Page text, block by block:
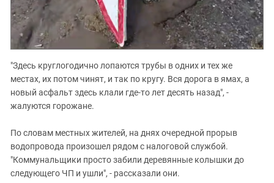
"Здесь круглогодично лопаются трубы в одних и тех же
местах, их потом чинят, и так по кругу. Вся дорога в ямах, а
новый асфальт здесь клали где-то лет десять назад", -
жалуются горожане.
По словам местных жителей, на днях очередной прорыв
водопровода произошел рядом с налоговой службой.
"Коммунальщики просто забили деревянные колышки до
следующего ЧП и ушли", - рассказали они.